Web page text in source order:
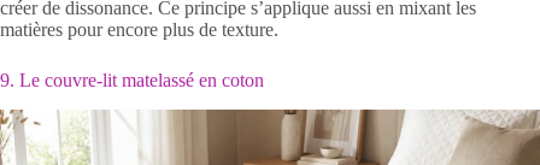
créer de dissonance. Ce principe s’applique aussi en mixant les
matières pour encore plus de texture.
9. Le couvre-lit matelassé en coton